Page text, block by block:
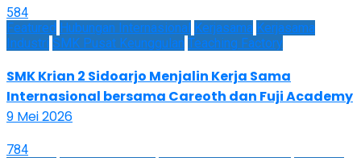
584
Featured Hubungan Internasional Kerjasama Kerjasama
Industri SMK Pusat Keunggulan Teaching Factory
SMK Krian 2 Sidoarjo Menjalin Kerja Sama
Internasional bersama Careoth dan Fuji Academy
9 Mei 2026
784